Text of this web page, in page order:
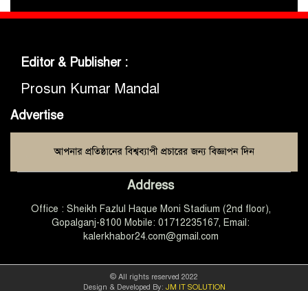
গোবিপ্রবিতে জুলাই গণঅভ্যুত্থান দিবস
উদযাপন
মুকসুদপুরে প্রায় দুই লাখ টাকার
নিষিদ্ধ চায়না দুয়ারী জাল জব্দ, আগুনে
ধ্বংস
মুকসুদপুরে ‘রক্তাক্ত জুলাই’ শীর্ষক
চিত্রাঙ্কন প্রতিযোগিতা অনুষ্ঠিত
গণতান্ত্রিক ও আধুনিক বাংলাদেশ
গড়তে সবাইকে কাজ করতে হবে
-এমপি ডা. কে এম বাবর
গোপালগঞ্জে আটাবোঝাই ট্রাক
বসতঘরে উল্টে পড়ায়, ঘুমন্ত অন্তঃসত্ত্বা
Editor & Publisher :
Prosun Kumar Mandal
Advertise
Address
Office : Sheikh Fazlul Haque Moni Stadium (2nd floor),
Gopalganj-8100 Mobile: 01712235167, Email:
kalerkhabor24.com@gmail.com
© All rights reserved 2022
Design & Developed By: JM IT SOLUTION